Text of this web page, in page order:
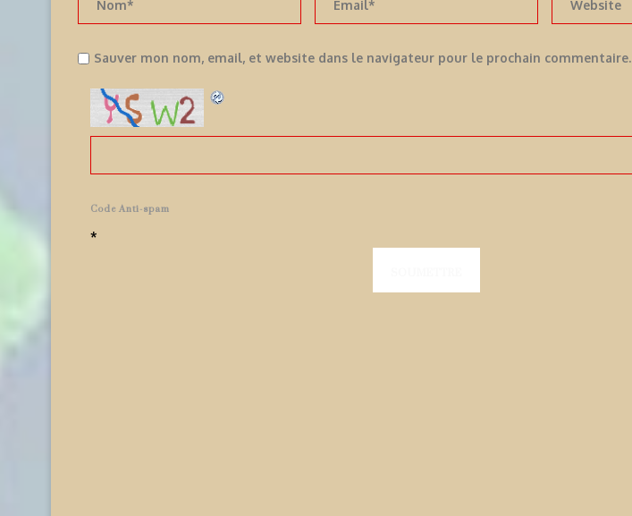
Sauver mon nom, email, et website dans le navigateur pour le prochain commentaire.
Code Anti-spam
*